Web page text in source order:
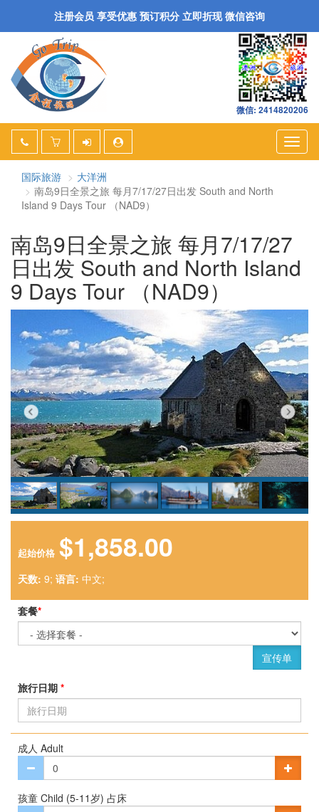
注册会员 享受优惠 预订积分 立即折现 微信咨询
微信: 2414820206
国际旅游
大洋洲
南岛9日全景之旅 每月7/17/27日出发 South and North
Island 9 Days Tour （NAD9）
南岛9日全景之旅 每月7/17/27
日出发 South and North Island
9 Days Tour （NAD9）
起始价格 $1,858.00
天数: 9; 语言: 中文;
套餐*
宣传单
旅行日期 *
成人 Adult
孩童 Child (5-11岁) 占床